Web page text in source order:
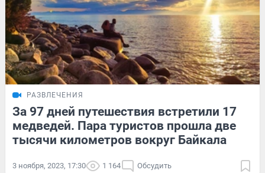
РАЗВЛЕЧЕНИЯ
За 97 дней путешествия встретили 17
медведей. Пара туристов прошла две
тысячи километров вокруг Байкала
3 ноября, 2023, 17:30 1 164 Обсудить